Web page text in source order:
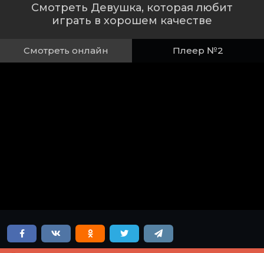
Смотреть Девушка, которая любит
играть в хорошем качестве
Смотреть онлайн Плеер №2